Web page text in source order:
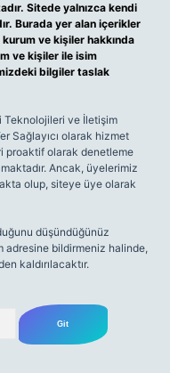
Sitede yalnızca kendi
Burada yer alan içerikler
ve kişiler hakkında
ve kişiler ile isim
bilgiler taslak
Teknolojileri ve İletişim
Sağlayıcı olarak hizmet
proaktif olarak denetleme
Ancak, üyelerimiz
olup, siteye üye olarak
düşündüğünüz
adresine bildirmeniz halinde,
kaldırılacaktır.